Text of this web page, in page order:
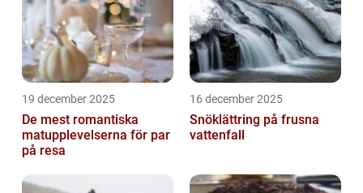
19 december 2025
De mest romantiska
matupplevelserna för par
på resa
16 december 2025
Snöklättring på frusna
vattenfall